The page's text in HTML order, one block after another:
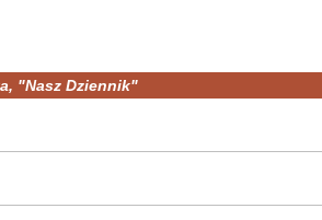
"Nasz Dziennik"